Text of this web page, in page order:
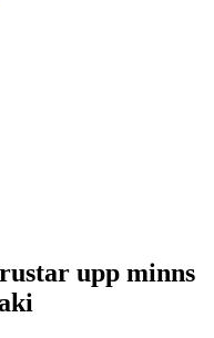
upp minns